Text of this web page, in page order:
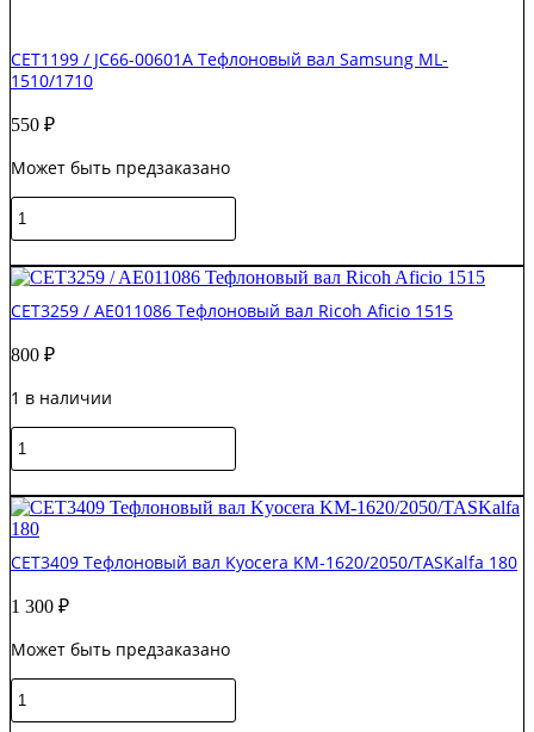
CET1199 / JC66-00601A Тефлоновый вал Samsung ML-
1510/1710
550 ₽
Может быть предзаказано
Количество
товара
/
JC66-
00601A
вал
ML-
CET3259 / AE011086 Тефлоновый вал Ricoh Aficio 1515
800 ₽
1 в наличии
Количество
товара
/
AE011086
Тефлоновый
вал
Aficio
CET3409 Тефлоновый вал Kyocera KM-1620/2050/TASKalfa 180
1 300 ₽
Может быть предзаказано
Количество
товара